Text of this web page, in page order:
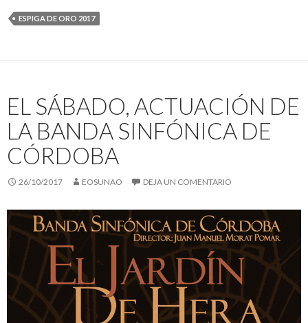
ESPIGA DE ORO 2017
EL SÁBADO, ACTUACIÓN DE
LA BANDA SINFÓNICA DE
CÓRDOBA
26/10/2017 EOSUNAO DEJA UN COMENTARIO